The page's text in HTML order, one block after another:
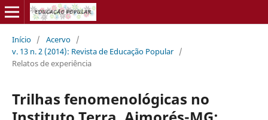
Início / Acervo /
v. 13 n. 2 (2014): Revista de Educação Popular /
Relatos de experiência
Trilhas fenomenológicas no